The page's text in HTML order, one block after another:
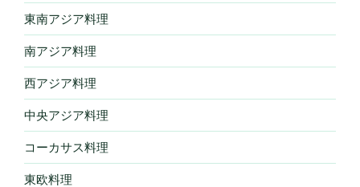
東南アジア料理
南アジア料理
西アジア料理
中央アジア料理
コーカサス料理
東欧料理